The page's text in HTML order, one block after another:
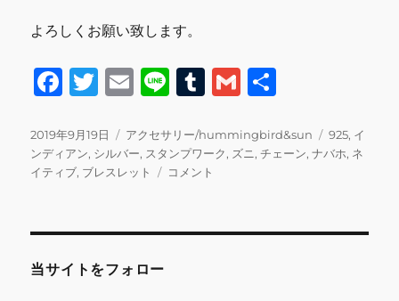
よろしくお願い致します。
F
c
e
o
o
k
T
it
te
E
ai
l
Li
e
T
m
bl
G
ai
l
投
稿
日:
2019年9月19日
カ
テ
ゴ
アクセサリー/hummingbird&sun
タ
グ
925, イ
ンディアン, シルバー, スタンプワーク, ズニ,チェーン,ナバホ, ネ
イティブ, ブレスレット
ス
コメント
当サイトをフォロー